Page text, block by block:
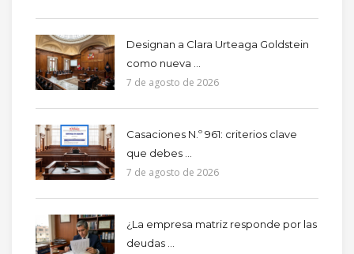
Designan a Clara Urteaga Goldstein
como nueva ...
7 de agosto de 2026
Casaciones N.º 961: criterios clave
que debes ...
7 de agosto de 2026
¿La empresa matriz responde por las
deudas ...